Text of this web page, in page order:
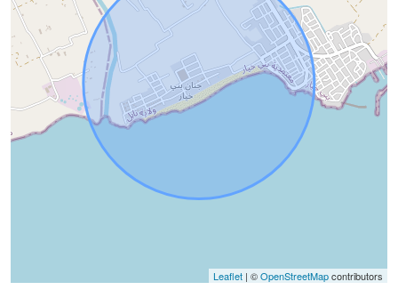
Leaflet | ©OpenStreetMapcontributors